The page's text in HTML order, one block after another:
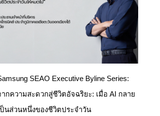
SEAO Executive Byline Series:
ากความสะดวกสู่ชีวิตอัจฉริยะ: เมื่อ AI กลาย
ป็นส่วนหนึ่งของชีวิตประจำวัน